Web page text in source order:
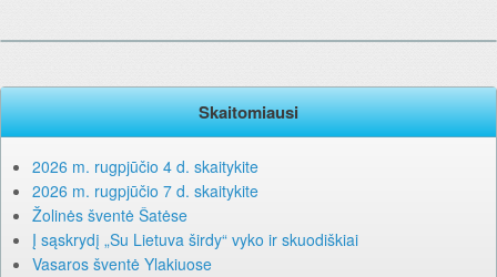
Skaitomiausi
2026 m. rugpjūčio 4 d. skaitykite
2026 m. rugpjūčio 7 d. skaitykite
Žolinės šventė Šatėse
Į sąskrydį „Su Lietuva širdy“ vyko ir skuodiškiai
Vasaros šventė Ylakiuose